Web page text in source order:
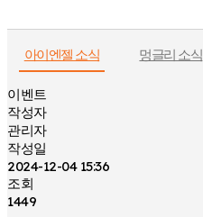
아이엔젤 소식 멍글리 소식
이벤트
작성자
관리자
작성일
2024-12-04 15:36
조회
1449